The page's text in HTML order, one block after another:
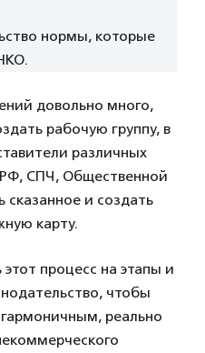
нормы, которые
довольно много,
рабочую группу, в
различных
СПЧ, Общественной
и создать
карту.
процесс на этапы и
чтобы
реально